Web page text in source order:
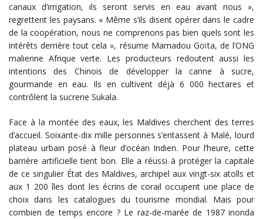
canaux d’irrigation, ils seront servis en eau avant nous »,
regrettent les paysans. « Même s’ils disent opérer dans le cadre
de la coopération, nous ne comprenons pas bien quels sont les
intérêts derrière tout cela », résume Mamadou Goïta, de l’ONG
malienne Afrique verte. Les producteurs redoutent aussi les
intentions des Chinois de développer la canne à sucre,
gourmande en eau. Ils en cultivent déjà 6 000 hectares et
contrôlent la sucrerie Sukala.
Face à la montée des eaux, les Maldives cherchent des terres
d’accueil. Soixante-dix mille personnes s’entassent à Malé, lourd
plateau urbain posé à fleur d’océan Indien. Pour l’heure, cette
barrière artificielle tient bon. Elle a réussi à protéger la capitale
de ce singulier État des Maldives, archipel aux vingt-six atolls et
aux 1 200 îles dont les écrins de corail occupent une place de
choix dans les catalogues du tourisme mondial. Mais pour
combien de temps encore ? Le raz-de-marée de 1987 inonda